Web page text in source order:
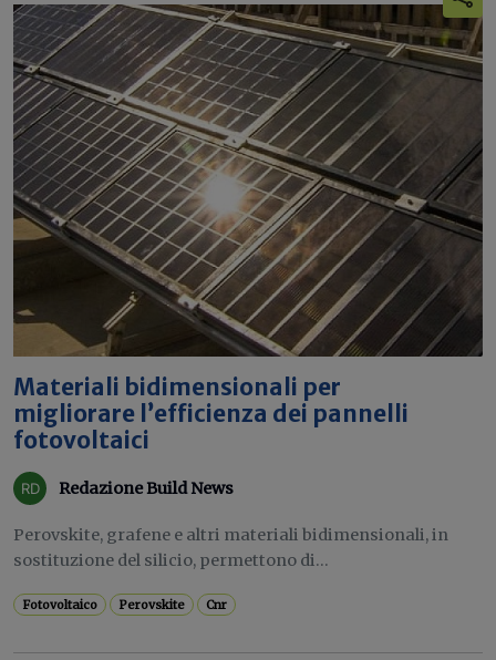
Materiali bidimensionali per
migliorare l’efficienza dei pannelli
fotovoltaici
Redazione Build News
Perovskite, grafene e altri materiali bidimensionali, in
sostituzione del silicio, permettono di...
Fotovoltaico Perovskite Cnr